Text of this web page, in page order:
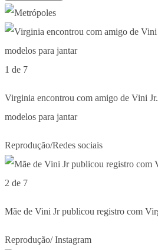
1 de 7
Virginia encontrou com amigo de Vini
modelos para jantar
Reprodução/Redes sociais
2 de 7
Mãe de Vini Jr publicou registro com
Reprodução/ Instagram